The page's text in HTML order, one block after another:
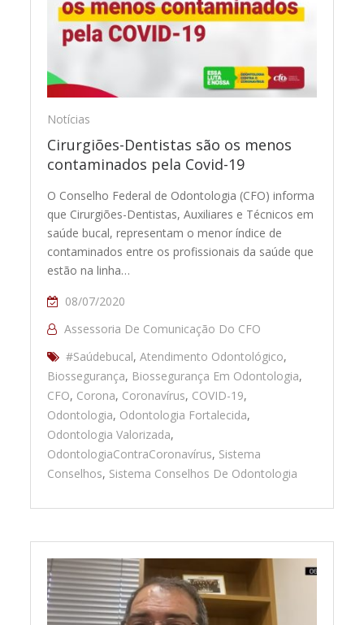
Notícias
Cirurgiões-Dentistas são os menos
contaminados pela Covid-19
O Conselho Federal de Odontologia (CFO) informa
que Cirurgiões-Dentistas, Auxiliares e Técnicos em
saúde bucal, representam o menor índice de
contaminados entre os profissionais da saúde que
estão na linha…
08/07/2020
Assessoria De Comunicação Do CFO
#Saúdebucal,Atendimento Odontológico,
Biossegurança, Biossegurança Em Odontologia,
CFO, Corona, Coronavírus, COVID-19,
Odontologia, Odontologia Fortalecida,
Odontologia Valorizada,
OdontologiaContraCoronavírus, Sistema
Conselhos, Sistema Conselhos De Odontologia